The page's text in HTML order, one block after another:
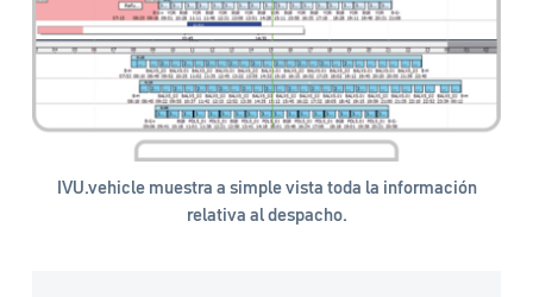
IVU.vehicle muestra a simple vista toda la información
relativa al despacho.